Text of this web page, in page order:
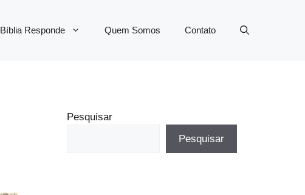
Bíblia Responde Quem Somos Contato
Pesquisar
Pesquisar